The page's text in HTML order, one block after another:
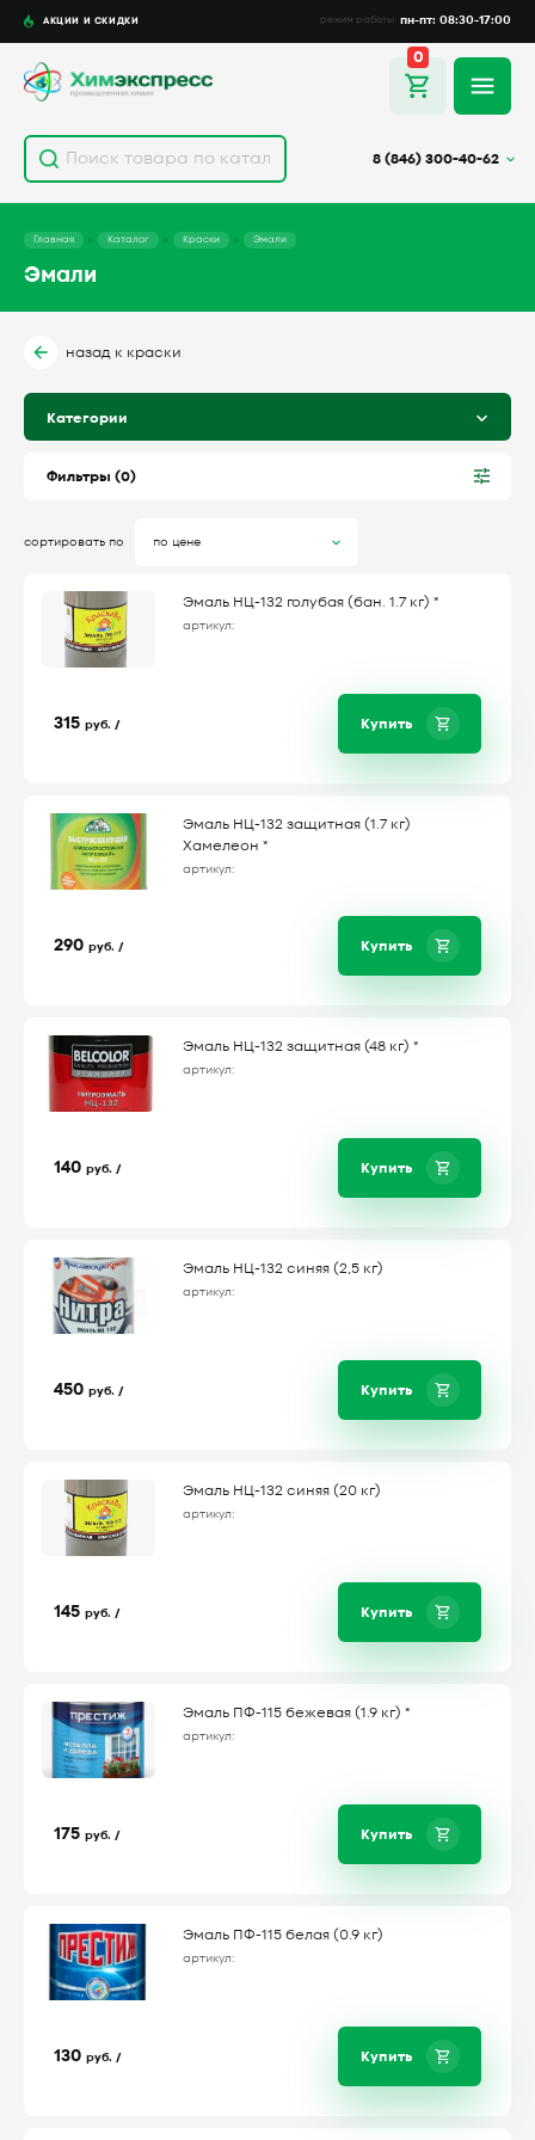
АКЦИИ И СКИДКИ режим работы пн-пт: 08:30-17:00
8 (846) 300-40-62
0
Главная Каталог Краски Эмали
Эмали
назад к краски
Фильтры
цена, руб.
Категории
Фильтры (0)
сортировать по по цене
Эмаль НЦ-132 голубая (бан. 1.7 кг) *
артикул:
315 руб. / Купить
Эмаль НЦ-132 защитная (1.7 кг)
Хамелеон *
артикул:
290 руб. / Купить
Эмаль НЦ-132 защитная (48 кг) *
артикул:
140 руб. / Купить
Эмаль НЦ-132 синяя (2,5 кг)
артикул:
450 руб. / Купить
Эмаль НЦ-132 синяя (20 кг)
артикул:
145 руб. / Купить
Эмаль ПФ-115 бежевая (1.9 кг) *
артикул:
175 руб. / Купить
Эмаль ПФ-115 белая (0.9 кг)
артикул:
130 руб. / Купить